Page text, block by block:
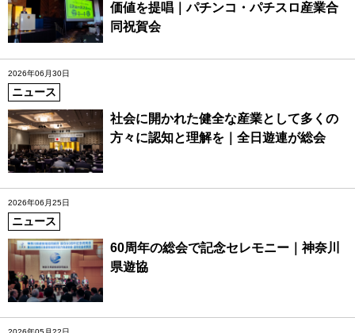
価値を提唱｜パチンコ・パチスロ産業合
同祝賀会
2026年06月30日
ニュース
社会に開かれた健全な産業として多くの
方々に認知と理解を｜全日遊連が総会
2026年06月25日
ニュース
60周年の総会で記念セレモニー｜神奈川
県遊協